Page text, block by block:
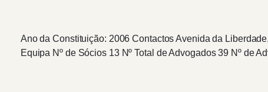
Ano da Constituição: 2006 Contactos Avenida da
Equipa Nº de Sócios 13 Nº Total de Advogados 39 Nº de